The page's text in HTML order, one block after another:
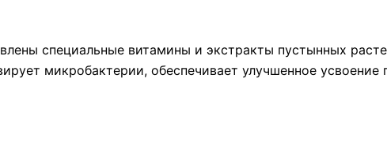
специальные витамины и экстракты пустынных
микробактерии, обеспечивает улучшенное усвоение